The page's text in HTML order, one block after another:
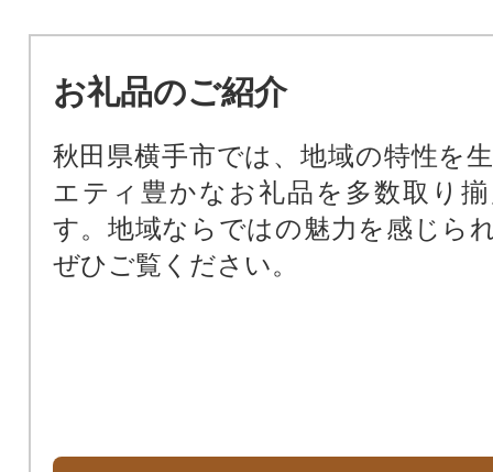
お礼品のご紹介
秋田県横手市では、地域の特性を
エティ豊かなお礼品を多数取り
す。地域ならではの魅力を感じら
ぜひご覧ください。